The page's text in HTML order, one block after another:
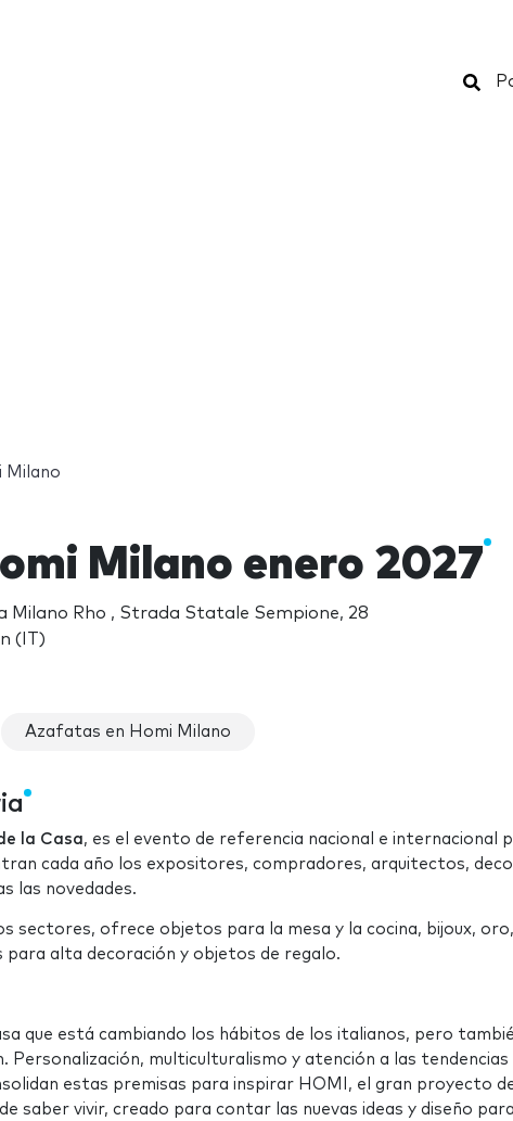
Milano
Milano enero 2027
Milano Rho , Strada Statale Sempione, 28
(IT)
Azafatas en Homi Milano
la Casa, es el evento de referencia nacional e internacional
cada año los expositores, compradores, arquitectos,
las novedades.
sectores, ofrece objetos para la mesa y la cocina, bijoux,
para alta decoración y objetos de regalo.
que está cambiando los hábitos de los italianos, pero
Personalización, multiculturalismo y atención a las
estas premisas para inspirar HOMI, el gran proyecto
saber vivir, creado para contar las nuevas ideas y diseño